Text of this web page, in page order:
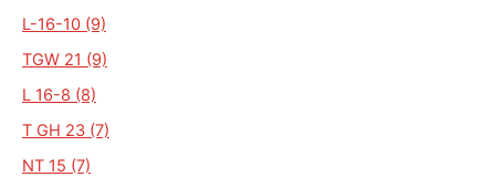
L-16-10 (9)
TGW 21 (9)
L 16-8 (8)
T GH 23 (7)
NT 15 (7)